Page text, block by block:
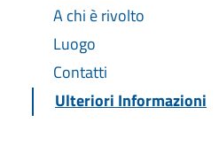
A chi è rivolto
Luogo
Contatti
Ulteriori Informazioni